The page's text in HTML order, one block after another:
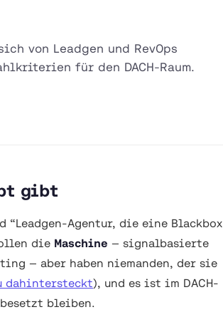
von Leadgen und RevOps
für den DACH-Raum.
gibt
Agentur, die eine Blackbox
die Maschine — signalbasierte
— aber haben niemanden, der sie
dahintersteckt), und es ist im DACH-
bleiben.